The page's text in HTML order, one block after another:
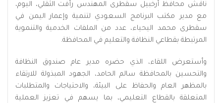
ناقش محافظ أرخبيل سقطرى المهندس رأفت الثقلي، اليوم،
مع مدير مكتب البرنامج السعودي لتنمية وإعمار اليمن في
سقطرى محمد اليحياء، عدد من الملفات الخدمية والتنموية
المرتبطة بقطاعي النظافة والتعليم في المحافظة.
وأستعرض اللقاء، الذي حضره مدير عام صندوق النظافة
والتحسين بالمحافظة سالم الحامد، الجهود المبذولة للارتقاء
بالمظهر العام والحفاظ على البيئة، والاحتياجات والمتطلبات
المتعلقة بالقطاع التعليمي، بما يسهم في تعزيز العملية